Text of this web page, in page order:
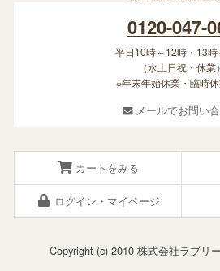
0120-047-
平日10時～12時・13
（水土日祝・休業）
※年末年始休業・臨時休
メールでお問い
カートをみる
ログイン・マイページ
Copyright (c) 2010 株式会社ラブリ